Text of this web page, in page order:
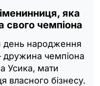
яка
свого чемпіона
день народження
дружина чемпіона
Усика, мати
власного бізнесу.